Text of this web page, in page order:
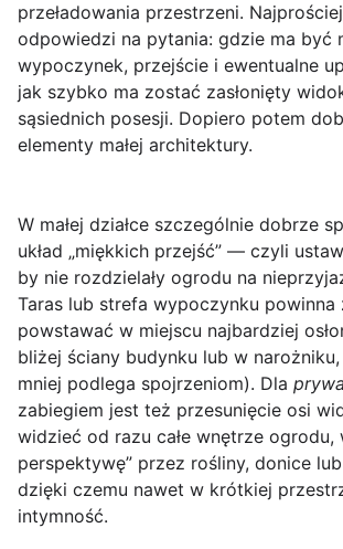
przeładowania przestrzeni.
odpowiedzi na pytania: gdzie ma być
wypoczynek, przejście i ewentualne
jak szybko ma zostać zasłonięty
sąsiednich posesji. Dopiero potem
elementy małej architektury.
W małej działce szczególnie dobrze
układ „miękkich przejść” — czyli
by nie rozdzielały ogrodu na
Taras lub strefa wypoczynku powinna
powstawać w miejscu najbardziej
bliżej ściany budynku lub w
mniej podlega spojrzeniom). Dla
zabiegiem jest też przesunięcie osi
widzieć od razu całe wnętrze ogrodu,
perspektywę” przez rośliny, donice
dzięki czemu nawet w krótkiej
intymność.